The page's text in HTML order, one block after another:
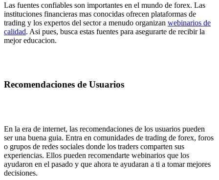
Las fuentes confiables son importantes en el mundo de forex. Las
instituciones financieras mas conocidas ofrecen plataformas de
trading y los expertos del sector a menudo organizan webinarios de
calidad. Asi pues, busca estas fuentes para asegurarte de recibir la
mejor educacion.
Recomendaciones de Usuarios
En la era de internet, las recomendaciones de los usuarios pueden
ser una buena guia. Entra en comunidades de trading de forex, foros
o grupos de redes sociales donde los traders comparten sus
experiencias. Ellos pueden recomendarte webinarios que los
ayudaron en el pasado y que ahora te ayudaran a ti a tomar mejores
decisiones.